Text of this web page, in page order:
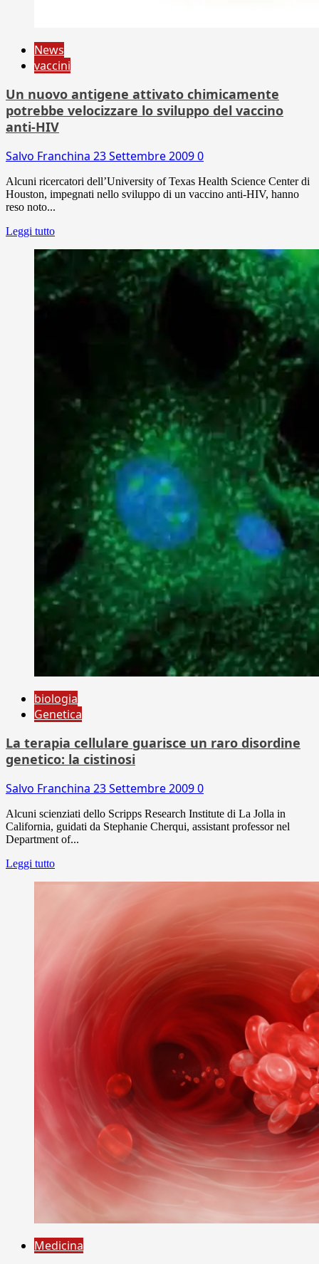
News
vaccini
Un nuovo antigene attivato chimicamente
potrebbe velocizzare lo sviluppo del vaccino
anti-HIV
Salvo Franchina 23 Settembre 20090
Alcuni ricercatori dell’University of Texas Health Science Center di
Houston, impegnati nello sviluppo di un vaccino anti-HIV, hanno
reso noto...
Leggi tutto
biologia
Genetica
La terapia cellulare guarisce un raro disordine
genetico: la cistinosi
Salvo Franchina 23 Settembre 20090
Alcuni scienziati dello Scripps Research Institute di La Jolla in
California, guidati da Stephanie Cherqui, assistant professor nel
Department of...
Leggi tutto
Medicina